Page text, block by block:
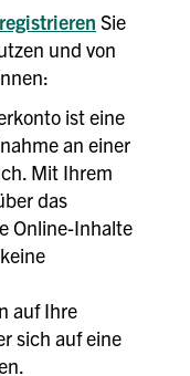
registrieren Sie
und von
ist eine
an einer
Mit Ihrem
das
Online-Inhalte
auf Ihre
sich auf eine